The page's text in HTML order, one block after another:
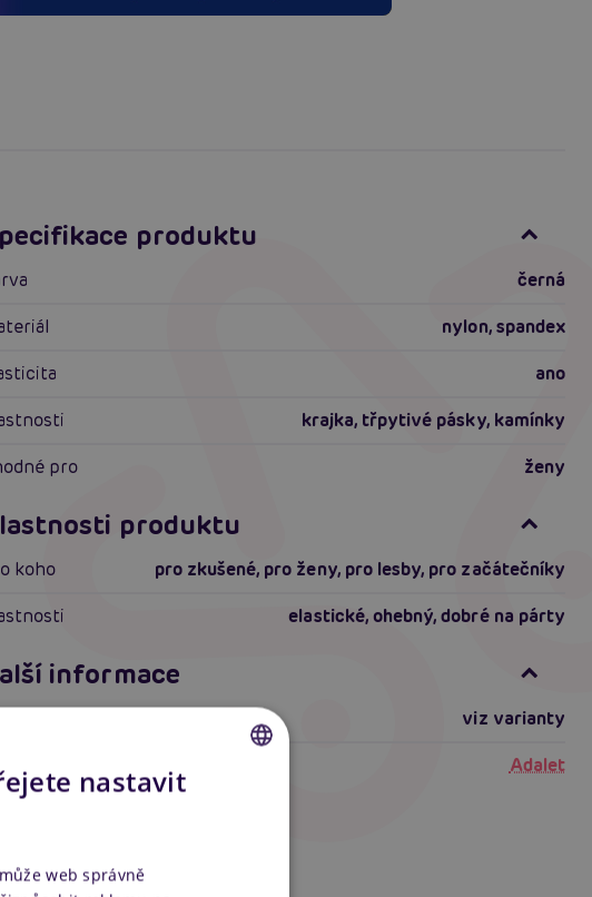
produktu
černá
nylon, spandex
ano
krajka, třpytivé pásky, kamínky
pro
ženy
produktu
koho pro zkušené, pro ženy, pro lesby, pro začátečníky
elastické,ohebný,dobré na párty
informace
viz varianty
Adalet
nastavit
web správně